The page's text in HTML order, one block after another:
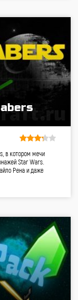
в котором мечи
Star Wars.
Рена и даже